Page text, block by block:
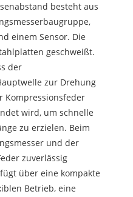
besteht aus
einem Sensor. Die
geschweißt.
der
zur Drehung
Kompressionsfeder
wird, um schnelle
zu erzielen. Beim
und der
zuverlässig
über eine kompakte
Betrieb, eine